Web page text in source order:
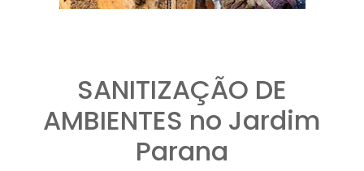
SANITIZAÇÃO DE
AMBIENTES no Jardim
Parana